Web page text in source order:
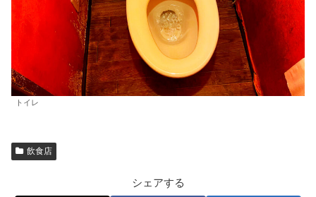
トイレ
飲食店
シェアする